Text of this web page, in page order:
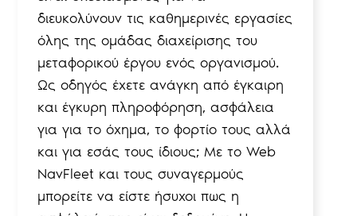
διευκολύνουν τις καθημερινές εργασίες
όλης της ομάδας διαχείρισης του
μεταφορικού έργου ενός οργανισμού.
Ως οδηγός έχετε ανάγκη από έγκαιρη
και έγκυρη πληροφόρηση, ασφάλεια
για για το όχημα, το φορτίο τους αλλά
και για εσάς τους ίδιους; Με το Web
NavFleet και τους συναγερμούς
μπορείτε να είστε ήσυχοι πως η